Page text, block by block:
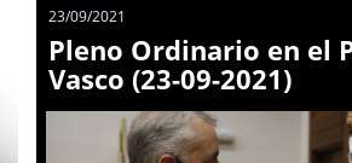
23/09/2021
Pleno Ordinario en el
Vasco (23-09-2021)